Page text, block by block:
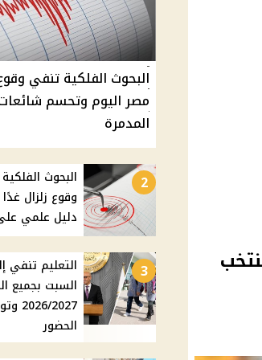
البحوث الفلكية تنفي
مصر اليوم وتحسم
المدمرة
2
البحوث
دليل علمي
3
التعليم تنفي
السبت بجميع
الحضور